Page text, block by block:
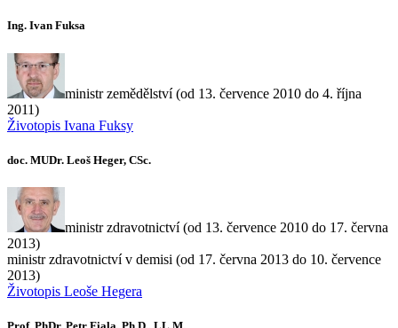
Ing. Ivan Fuksa
ministr zemědělství (od 13. července 2010 do 4. října
2011)
Životopis Ivana Fuksy
doc. MUDr. Leoš Heger, CSc.
ministr zdravotnictví (od 13. července 2010 do 17. června
2013)
ministr zdravotnictví v demisi (od 17. června 2013 do 10. července
2013)
Životopis Leoše Hegera